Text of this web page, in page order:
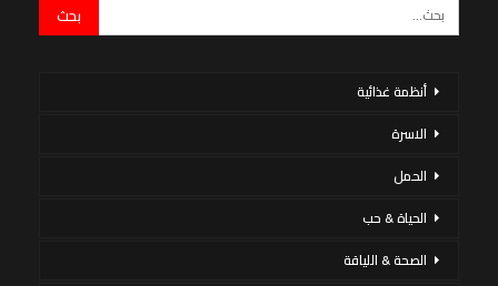
أنظمة غذائية
الاسرة
الحمل
الحياة & حب
الصحة & اللياقة